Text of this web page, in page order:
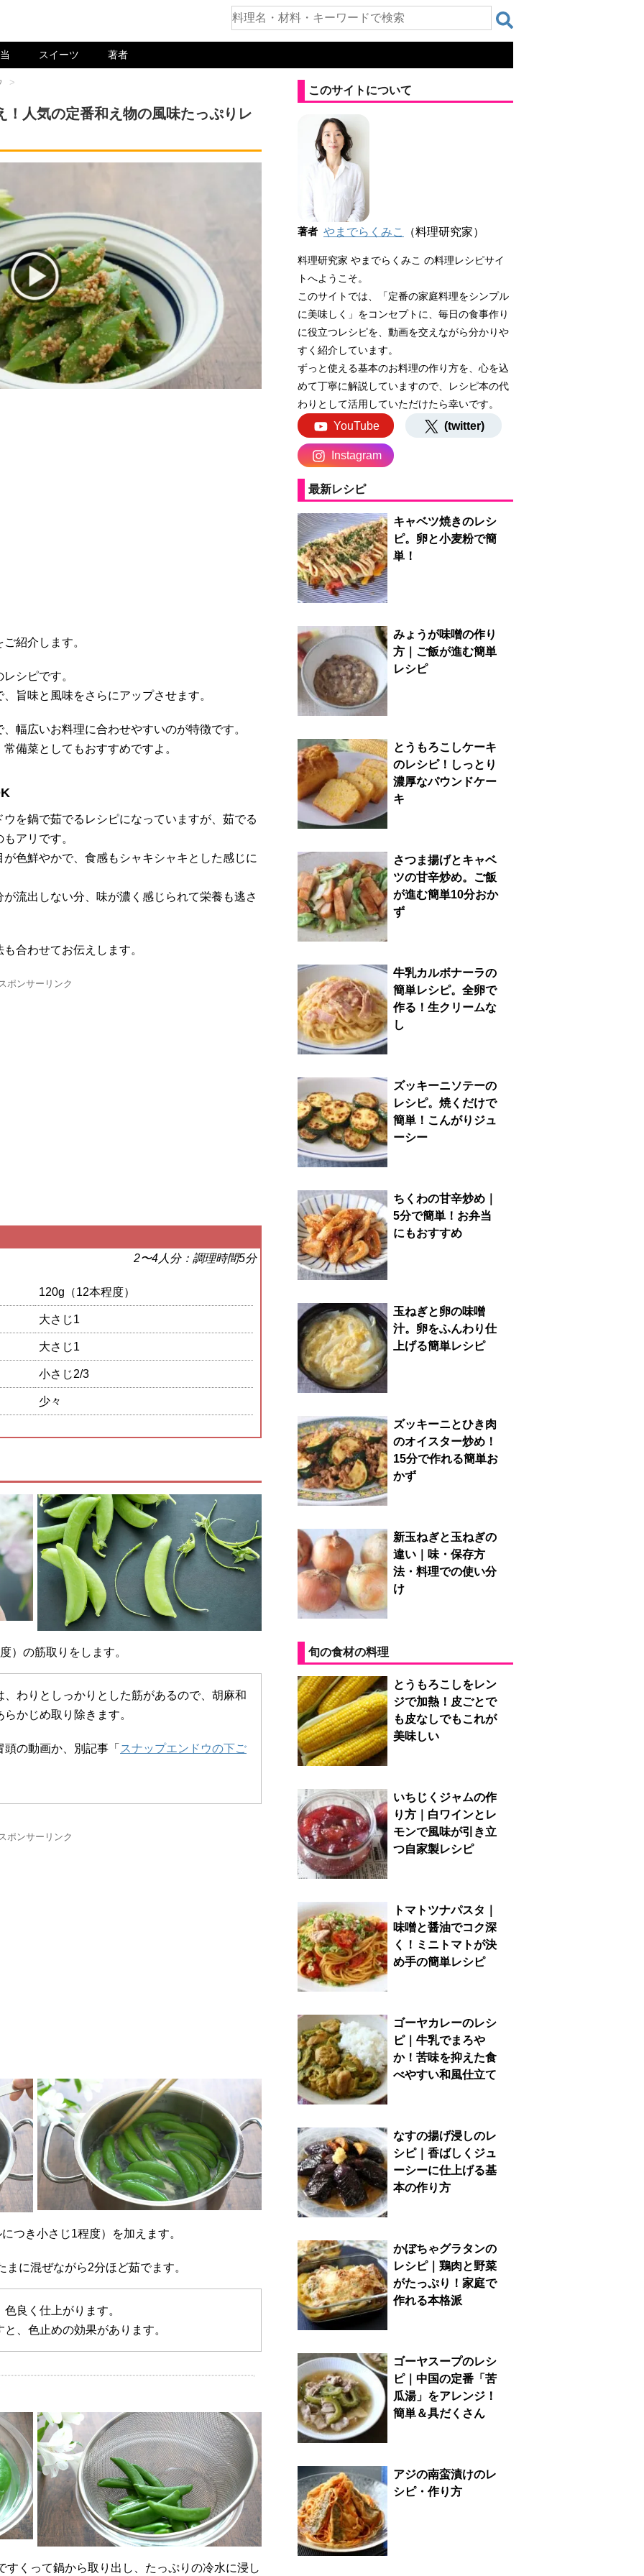
スイーツ 著者
>
！人気の定番和え物の風味たっぷりレ
紹介します。
シピです。
旨味と風味をさらにアップさせます。
幅広いお料理に合わせやすいのが特徴です。
備菜としてもおすすめですよ。
を鍋で茹でるレシピになっていますが、茹でる
アリです。
色鮮やかで、食感もシャキシャキとした感じに
流出しない分、味が濃く感じられて栄養も逃さ
合わせてお伝えします。
ポンサーリンク
2〜4人分：調理時間5分
120g（12本程度）
大さじ1
大さじ1
小さじ2/3
少々
）の筋取りをします。
わりとしっかりとした筋があるので、胡麻和
かじめ取り除きます。
の動画か、別記事「 スナップエンドウの下ご
ポンサーリンク
つき小さじ1程度）を加えます。
まに混ぜながら2分ほど茹でます。
良く仕上がります。
、色止めの効果があります。
このサイトについて
著者 やまでらくみこ （料理研究家）
料理研究家 やまでらくみこ の料理レシピサイ
トへようこそ。
このサイトでは、「定番の家庭料理をシンプル
に美味しく」をコンセプトに、毎日の食事作り
に役立つレシピを、動画を交えながら分かりや
すく紹介しています。
ずっと使える基本のお料理の作り方を、心を込
めて丁寧に解説していますので、レシピ本の代
わりとして活用していただけたら幸いです。
YouTube (twitter)
Instagram
最新レシピ
キャベツ焼きのレシ
ピ。卵と小麦粉で簡
単！
みょうが味噌の作り
方｜ご飯が進む簡単
レシピ
とうもろこしケーキ
のレシピ！しっとり
濃厚なパウンドケー
キ
さつま揚げとキャベ
ツの甘辛炒め。ご飯
が進む簡単10分おか
ず
牛乳カルボナーラの
簡単レシピ。全卵で
作る！生クリームな
し
ズッキーニソテーの
レシピ。焼くだけで
簡単！こんがりジュ
ーシー
ちくわの甘辛炒め｜
5分で簡単！お弁当
にもおすすめ
玉ねぎと卵の味噌
汁。卵をふんわり仕
上げる簡単レシピ
ズッキーニとひき肉
のオイスター炒め！
15分で作れる簡単お
かず
新玉ねぎと玉ねぎの
違い｜味・保存方
法・料理での使い分
け
旬の食材の料理
とうもろこしをレン
ジで加熱！皮ごとで
も皮なしでもこれが
美味しい
いちじくジャムの作
り方｜白ワインとレ
モンで風味が引き立
つ自家製レシピ
トマトツナパスタ｜
味噌と醤油でコク深
く！ミニトマトが決
め手の簡単レシピ
ゴーヤカレーのレシ
ピ｜牛乳でまろや
か！苦味を抑えた食
べやすい和風仕立て
なすの揚げ浸しのレ
シピ｜香ばしくジュ
ーシーに仕上げる基
本の作り方
かぼちゃグラタンの
レシピ｜鶏肉と野菜
がたっぷり！家庭で
作れる本格派
ゴーヤスープのレシ
ピ｜中国の定番「苦
瓜湯」をアレンジ！
簡単＆具だくさん
アジの南蛮漬けのレ
シピ・作り方